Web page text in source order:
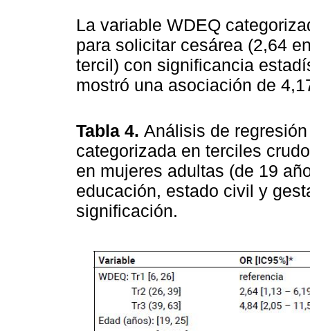
La variable WDEQ
para solicitar cesárea (2,64
tercil) con significancia
mostró una asociación de
Tabla 4. Análisis de
categorizada en terciles
en mujeres adultas (de 19
educación, estado civil y
significación.